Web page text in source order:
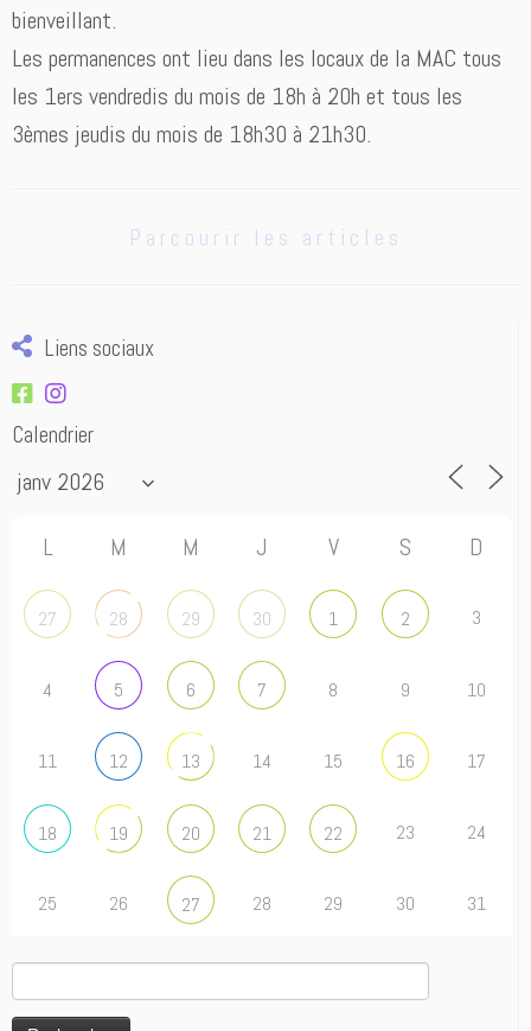
bienveillant.
Les permanences ont lieu dans les locaux de la MAC tous
les 1ers vendredis du mois de 18h à 20h et tous les
3èmes jeudis du mois de 18h30 à 21h30.
Parcourir les articles
Liens sociaux
Calendrier
L M M J V S D
27 28 29 30 1 2 3
4 5 6 7 8 9 10
11 12 13 14 15 16 17
18 19 20 21 22 23 24
25 26 27 28 29 30 31